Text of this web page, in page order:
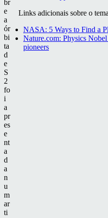
br
e
a
ór
bi
ta
d
e
S
2
fo
i
a
pr
es
e
nt
a
d
a
n
u
m
ar
ti
Links adicionais sobre o
NASA: 5 Ways to Find a
Nature.com: Physics
pioneers